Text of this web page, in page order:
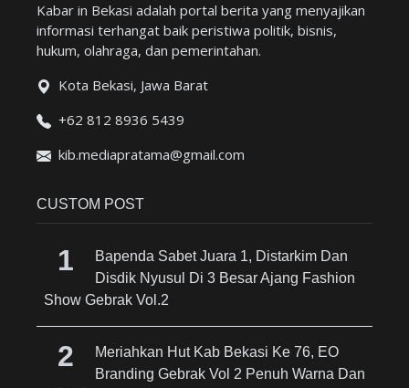
Kabar in Bekasi adalah portal berita yang menyajikan
informasi terhangat baik peristiwa politik, bisnis,
hukum, olahraga, dan pemerintahan.
Kota Bekasi, Jawa Barat
+62 812 8936 5439
kib.mediapratama@gmail.com
CUSTOM POST
Bapenda Sabet Juara 1, Distarkim Dan
Disdik Nyusul Di 3 Besar Ajang Fashion
Show Gebrak Vol.2
Meriahkan Hut Kab Bekasi Ke 76, EO
Branding Gebrak Vol 2 Penuh Warna Dan